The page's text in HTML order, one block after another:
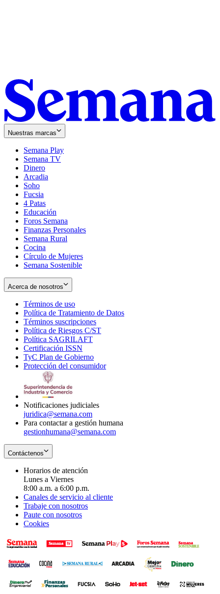
Nuestras marcas
Semana Play
Semana TV
Dinero
Arcadia
Soho
in
new
window
Fucsia
in
new
window
4 Patas
Educación
Foros Semana
Finanzas Personales
Semana Rural
Cocina
Círculo de Mujeres
Semana Sostenible
Acerca de nosotros
Términos de uso
in
new
window
Política de Tratamiento de Datos
Términos suscripciones
in
Política de Riesgos C/ST
Política SAGRILAFT
new
window
Certificación ISSN
in
new
TyC Plan de Gobierno
in
Protección del consumidorOpens
Notificaciones judiciales
juridica@semana.com
Para contactar a gestión humana
gestionhumana@semana.com
Contáctenos
Horarios de atención
Lunes a Viernes
8:00 a.m. a 6:00 p.m.
Canales de servicio al cliente
Trabaje con nosotros
Paute con nosotros
Cookies